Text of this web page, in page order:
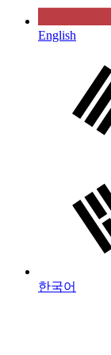
English
한국어